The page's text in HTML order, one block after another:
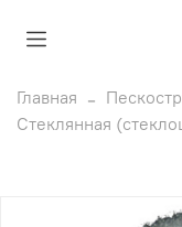
Главная
Стеклянная